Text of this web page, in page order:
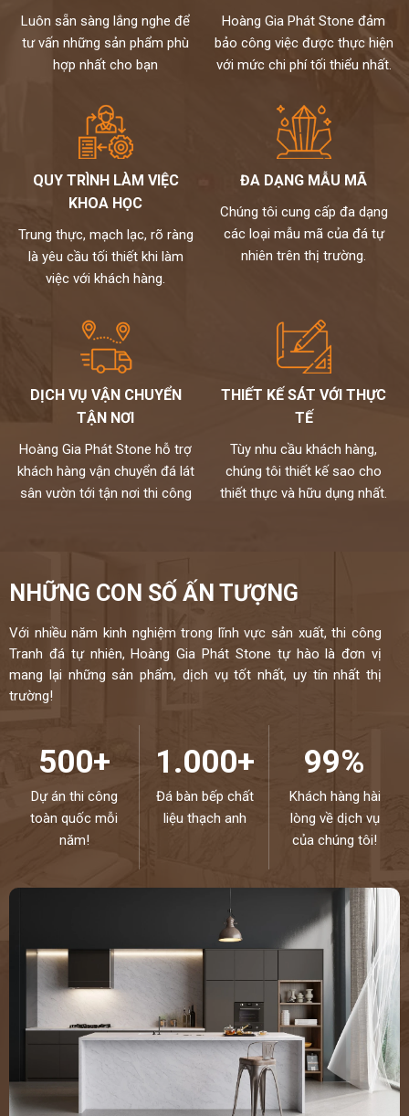
hoàn hảo và có mức giá phù hợp với nhu cầu sử dụng trên thị
trường. Đã có nhiều năm kinh nghiệm trong lĩnh vực thi công đá
nên rất am hiểu về đá sẽ mang đến những thông tin chính xác
NIỀM TIN CỦA KHÁCH LÀ HẠNH PHÚC CỦA CHÚNG TÔI - HÂN
ĐƯỢC PHỤC VỤ QUÝ KHÁCH – HOTLINE: 0972101656 -
Luôn sẵn sàng lắng nghe để
tư vấn những sản phẩm phù
hợp nhất cho bạn
Hoàng Gia Phát Stone đảm
bảo công việc được thực hiện
với mức chi phí tối thiểu nhất.
QUY TRÌNH LÀM VIỆC
KHOA HỌC
Trung thực, mạch lạc, rõ ràng
là yêu cầu tối thiết khi làm
việc với khách hàng.
ĐA DẠNG MẪU MÃ
Chúng tôi cung cấp đa dạng
các loại mẫu mã của đá tự
nhiên trên thị trường.
DỊCH VỤ VẬN CHUYỂN
TẬN NƠI
Hoàng Gia Phát Stone hỗ trợ
khách hàng vận chuyển đá lát
sân vườn tới tận nơi thi công
THIẾT KẾ SÁT VỚI THỰC
TẾ
Tùy nhu cầu khách hàng,
chúng tôi thiết kế sao cho
thiết thực và hữu dụng nhất.
NHỮNG CON SỐ ẤN TƯỢNG
Với nhiều năm kinh nghiệm trong lĩnh vực sản xuất, thi công
Tranh đá tự nhiên, Hoàng Gia Phát Stone tự hào là đơn vị
mang lại những sản phẩm, dịch vụ tốt nhất, uy tín nhất thị
trường!
500+
Dự án thi công
toàn quốc mỗi
năm!
1.000+
Đá bàn bếp chất
liệu thạch anh
99%
Khách hàng hài
lòng về dịch vụ
của chúng tôi!